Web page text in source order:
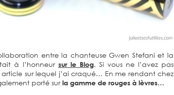
entre la chanteuse Gwen Stefani et la
à l’honneur sur le Blog. Si vous ne l’avez pas
sur lequel j’ai craqué… En me rendant chez
porté surla gamme de rouges à lèvres…